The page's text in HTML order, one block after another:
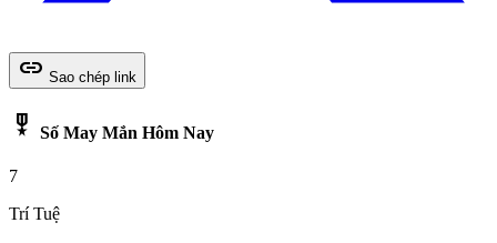
link Sao chép link
military_tech Số May Mắn Hôm Nay
7
Trí Tuệ